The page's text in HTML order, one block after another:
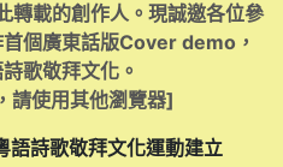
轉載的創作人。現誠邀各位參
個廣東話版Cover demo，
歌敬拜文化。
請使用其他瀏覽器]
詩歌敬拜文化運動建立